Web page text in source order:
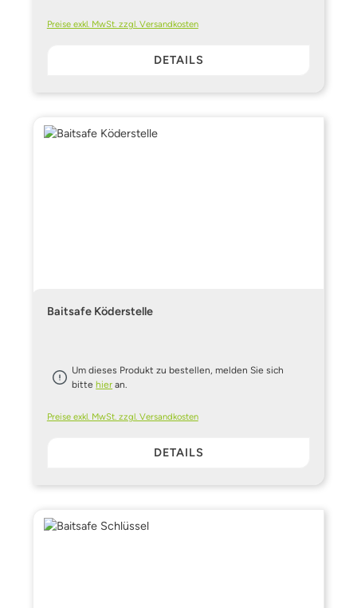
Preise exkl. MwSt. zzgl. Versandkosten
DETAILS
Baitsafe Köderstelle
Um dieses Produkt zu bestellen, melden Sie sich
bittehier an.
Preise exkl. MwSt. zzgl. Versandkosten
DETAILS